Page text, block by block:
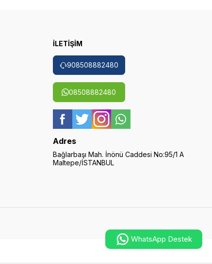
WhatsApp Destek
İLETİŞİM
908508882480
08508882480
Adres
Bağlarbaşı Mah. İnönü Caddesi No:95/1 A
Maltepe/İSTANBUL